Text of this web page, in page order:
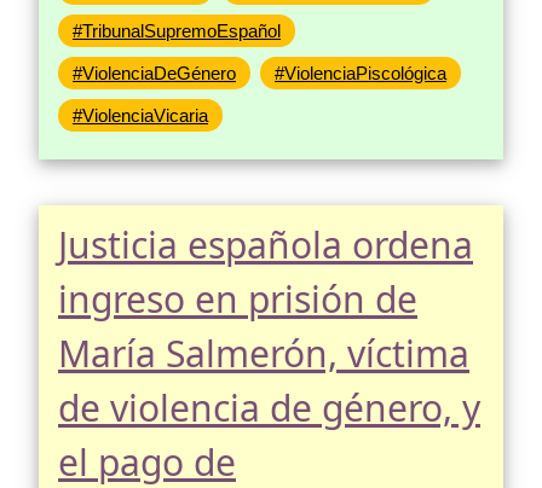
#TribunalSupremoEspañol
#ViolenciaDeGénero #ViolenciaPiscológica
#ViolenciaVicaria
Justicia española ordena
ingreso en prisión de
María Salmerón, víctima
de violencia de género, y
el pago de